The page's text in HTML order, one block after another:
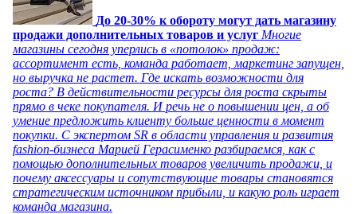
До 20-30% к обороту могут дать магазину
продажи дополнительных товаров и услуг Многие
магазины сегодня уперлись в «потолок» продаж:
ассортимент есть, команда работает, маркетинг запущен,
но выручка не растет. Где искать возможности для
роста? В действительности ресурсы для роста скрыты
прямо в чеке покупателя. И речь не о повышении цен, а об
умение предложить клиенту больше ценности в момент
покупки. С экспертом SR в области управления и развития
fashion-бизнеса Марией Герасименко разбираемся, как с
помощью дополнительных товаров увеличить продажи, и
почему аксессуары и сопутствующие товары становятся
стратегическим источником прибыли, и какую роль играет
команда магазина.